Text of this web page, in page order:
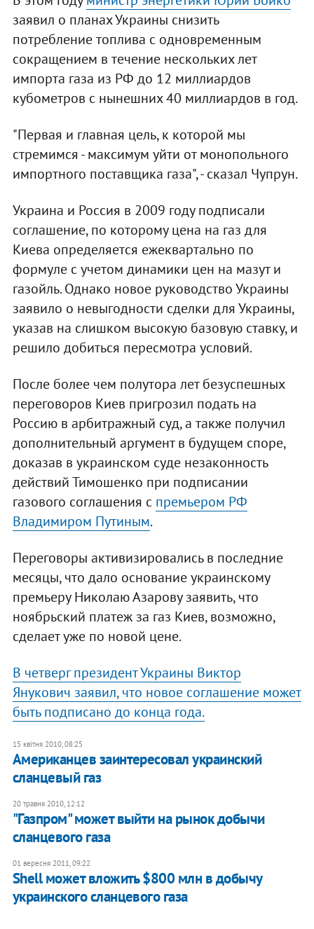
заявил о планах Украины снизить
потребление топлива с одновременным
сокращением в течение нескольких лет
импорта газа из РФ до 12 миллиардов
кубометров с нынешних 40 миллиардов в год.
"Первая и главная цель, к которой мы
стремимся - максимум уйти от монопольного
импортного поставщика газа", - сказал Чупрун.
Украина и Россия в 2009 году подписали
соглашение, по которому цена на газ для
Киева определяется ежеквартально по
формуле с учетом динамики цен на мазут и
газойль. Однако новое руководство Украины
заявило о невыгодности сделки для Украины,
указав на слишком высокую базовую ставку, и
решило добиться пересмотра условий.
После более чем полутора лет безуспешных
переговоров Киев пригрозил подать на
Россию в арбитражный суд, а также получил
дополнительный аргумент в будущем споре,
доказав в украинском суде незаконность
действий Тимошенко при подписании
газового соглашения с премьером РФ
Владимиром Путиным.
Переговоры активизировались в последние
месяцы, что дало основание украинскому
премьеру Николаю Азарову заявить, что
ноябрьский платеж за газ Киев, возможно,
сделает уже по новой цене.
В четверг президент Украины Виктор
Янукович заявил, что новое соглашение может
быть подписано до конца года.
15 квітня 2010, 08:25
Американцев заинтересовал украинский
сланцевый газ
20 травня 2010, 12:12
"Газпром" может выйти на рынок добычи
сланцевого газа
01 вересня 2011, 09:22
Shell может вложить $800 млн в добычу
украинского сланцевого газа